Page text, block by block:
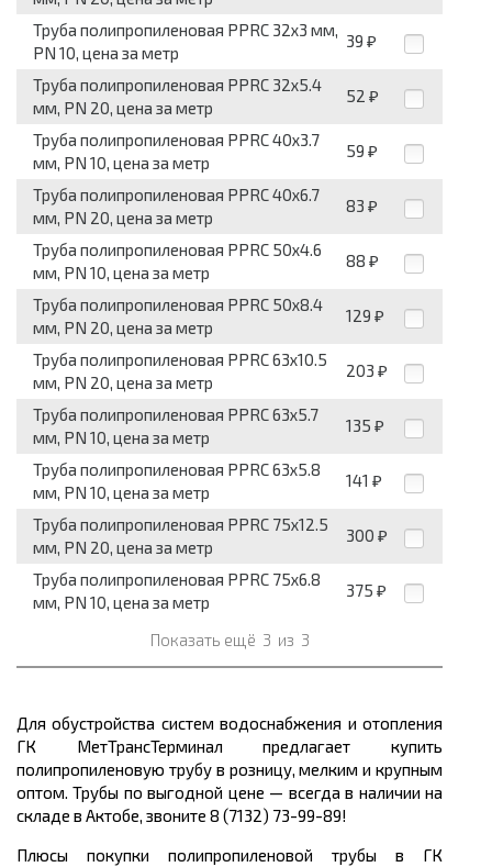
Труба полипропиленовая PPRC 32x3 мм,
PN 10, цена за метр
39 ₽
Труба полипропиленовая PPRC 32x5.4
мм, PN 20, цена за метр
52 ₽
Труба полипропиленовая PPRC 40x3.7
мм, PN 10, цена за метр
59 ₽
Труба полипропиленовая PPRC 40x6.7
мм, PN 20, цена за метр
83 ₽
Труба полипропиленовая PPRC 50x4.6
мм, PN 10, цена за метр
88 ₽
Труба полипропиленовая PPRC 50x8.4
мм, PN 20, цена за метр
129 ₽
Труба полипропиленовая PPRC 63x10.5
мм, PN 20, цена за метр
203 ₽
Труба полипропиленовая PPRC 63x5.7
мм, PN 10, цена за метр
135 ₽
Труба полипропиленовая PPRC 63x5.8
мм, PN 10, цена за метр
141 ₽
Труба полипропиленовая PPRC 75x12.5
мм, PN 20, цена за метр
300 ₽
Труба полипропиленовая PPRC 75x6.8
мм, PN 10, цена за метр
375 ₽
Показать ещё 3 из 3
Для обустройства систем водоснабжения и отопления
ГК МетТрансТерминал предлагает купить
полипропиленовую трубу в розницу, мелким и крупным
оптом. Трубы по выгодной цене — всегда в наличии на
складе в Актобе, звоните 8 (7132) 73-99-89!
Плюсы покупки полипропиленовой трубы в ГК